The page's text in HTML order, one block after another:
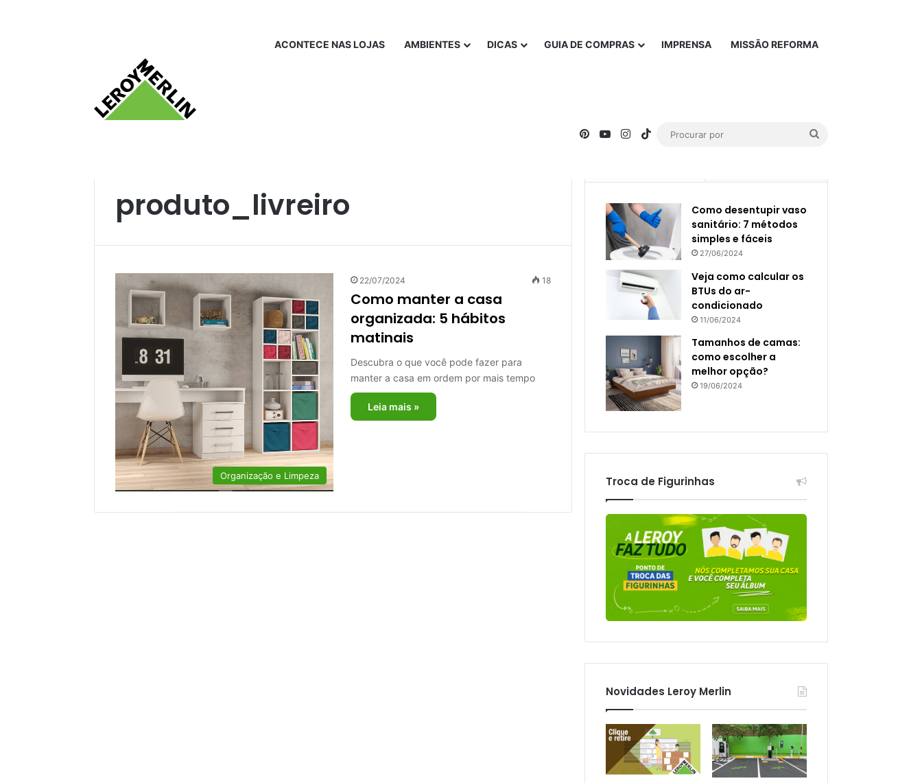
ACONTECE NAS LOJAS AMBIENTES DICAS GUIA DE COMPRAS IMPRENSA MISSÃO REFORMA
PinterestYouTubeInstagram
TikTok
produto_livreiro
Organização e Limpeza
22/07/2024 18
Como manter a casa
organizada: 5 hábitos
matinais
Descubra o que você pode fazer para
manter a casa em ordem por mais tempo
Leia mais »
Como desentupir vaso
sanitário: 7 métodos
simples e fáceis
27/06/2024
Veja como calcular os
BTUs do ar-
condicionado
11/06/2024
Tamanhos de camas:
como escolher a
melhor opção?
19/06/2024
Troca de Figurinhas
Novidades Leroy Merlin